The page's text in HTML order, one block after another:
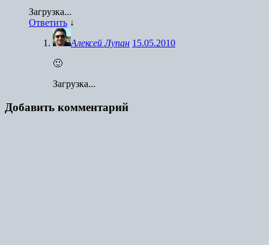
Загрузка...
Ответить ↓
Алексей Лупан 15.05.2010
🙂
Загрузка...
Добавить комментарий